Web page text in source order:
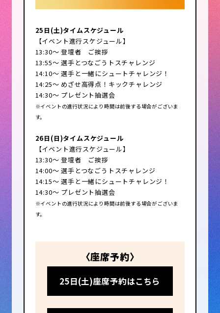
リサイクルの趣旨に逸脱する商品の
出品はできかねますので、ご確認の
上、商品のご準備をお願いいたしま
す。
以下の禁止品目の出店はお控え下さ
い。
・違法品の販売
法品等。
・許認可が必要な物品等の販売
医薬品、煙草、酒類等。
・危険物品類の販売
刃物類全般／危険と判断した大工工
・公序良俗に反する物品の販売や行
アダルト関連／テキ屋的販売／有料
くじ／盗品
不良品を良品と偽るなどの偽情報販
売等。
25日(土)タイムスケジュール
【イベント進行スケジュール】
13:30～ 登壇者 ご挨拶
13:55～ 選手とつなごうトスチャレンジ
14:10～ 選手と一緒にシュートチャレンジ！
14:25～ めざせ高得点！キックチャレンジ
14:30～ プレゼント抽選会
※イベントの進行状況により時間は前後する場合がございま
す。
26日(日)タイムスケジュール
【イベント進行スケジュール】
13:30～ 登壇者 ご挨拶
14:00～ 選手とつなごうトスチャレンジ
14:15～ 選手と一緒にシュートチャレンジ！
14:30～ プレゼント抽選会
※イベントの進行状況により時間は前後する場合がございま
す。
〈座席予約〉
25日(土)座席予約はこちら